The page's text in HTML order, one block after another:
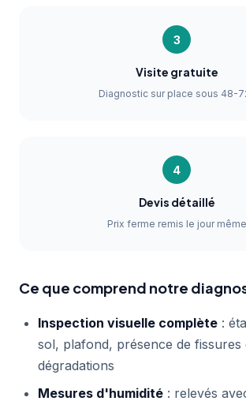
3
Visite gratuite
Diagnostic sur place sous 48-
4
Devis détaillé
Prix ferme remis le jour même
Ce que comprend notre
Inspection visuelle complète :
sol, plafond, présence de fissures
dégradations
Mesures d'humidité : relevés